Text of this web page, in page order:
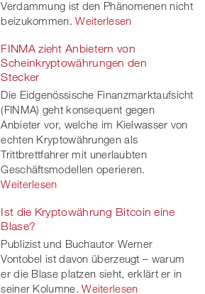
Verdammung ist den Phänomenen nicht
beizukommen. Weiterlesen
FINMA zieht Anbietern von
Scheinkryptowährungen den
Stecker
Die Eidgenössische Finanzmarktaufsicht
(FINMA) geht konsequent gegen
Anbieter vor, welche im Kielwasser von
echten Kryptowährungen als
Trittbrettfahrer mit unerlaubten
Geschäftsmodellen operieren.
Weiterlesen
Ist die Kryptowährung Bitcoin eine
Blase?
Publizist und Buchautor Werner
Vontobel ist davon überzeugt – warum
er die Blase platzen sieht, erklärt er in
seiner Kolumne. Weiterlesen